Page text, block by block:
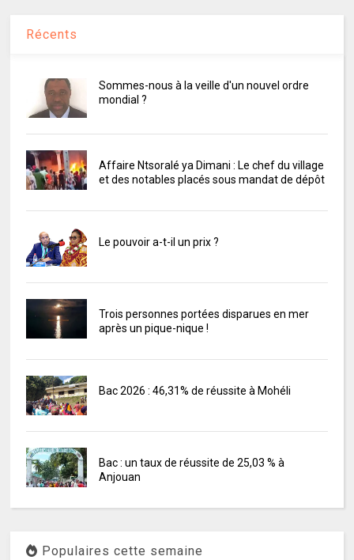
Récents
Sommes-nous à la veille d'un nouvel ordre
mondial ?
Affaire Ntsoralé ya Dimani : Le chef du village
et des notables placés sous mandat de dépôt
Le pouvoir a-t-il un prix ?
Trois personnes portées disparues en mer
après un pique-nique !
Bac 2026 : 46,31% de réussite à Mohéli
Bac : un taux de réussite de 25,03 % à
Anjouan
Populaires cette semaine